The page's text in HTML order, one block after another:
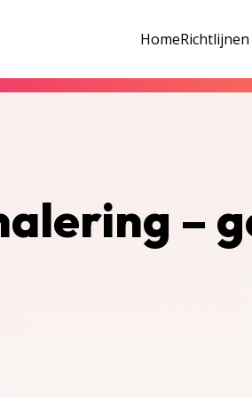
HomeRichtlijnen
–